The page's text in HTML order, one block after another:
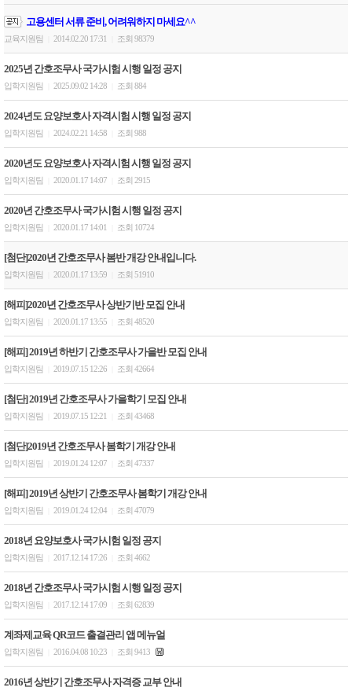
고용센터 서류 준비, 어려워하지 마세요^^
교육지원팀 2014.02.20 17:31 조회 98379
2025년 간호조무사 국가시험 시행 일정 공지
입학지원팀 2025.09.02 14:28 조회 884
2024년도 요양보호사 자격시험 시행 일정 공지
입학지원팀 2024.02.21 14:58 조회 988
2020년도 요양보호사 자격시험 시행 일정 공지
입학지원팀 2020.01.17 14:07 조회 2915
2020년 간호조무사 국가시험 시행 일정 공지
입학지원팀 2020.01.17 14:01 조회 10724
[첨단]2020년 간호조무사 봄반 개강 안내입니다.
입학지원팀 2020.01.17 13:59 조회 51910
[해피]2020년 간호조무사 상반기반 모집 안내
입학지원팀 2020.01.17 13:55 조회 48520
[해피] 2019년 하반기 간호조무사 가을반 모집 안내
입학지원팀 2019.07.15 12:26 조회 42664
[첨단] 2019년 간호조무사 가을학기 모집 안내
입학지원팀 2019.07.15 12:21 조회 43468
[첨단]2019년 간호조무사 봄학기 개강 안내
입학지원팀 2019.01.24 12:07 조회 47337
[해피] 2019년 상반기 간호조무사 봄학기 개강 안내
입학지원팀 2019.01.24 12:04 조회 47079
2018년 요양보호사 국가시험 일정 공지
입학지원팀 2017.12.14 17:26 조회 4662
2018년 간호조무사 국가시험 시행 일정 공지
입학지원팀 2017.12.14 17:09 조회 62839
계좌제교육 QR코드 출결관리 앱 메뉴얼
입학지원팀 2016.04.08 10:23 조회 9413
2016년 상반기 간호조무사 자격증 교부 안내